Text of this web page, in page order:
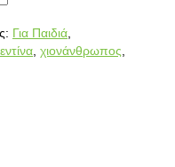
Για Παιδιά,
, χιονάνθρωπος,